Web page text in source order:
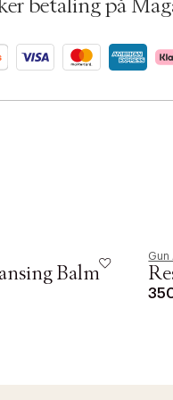
betaling på
Balm
Gun